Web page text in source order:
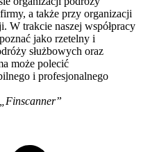
a także przy organizacji
W trakcie naszej współpracy
jako rzetelny i
służbowych oraz
może polecić
i profesjonalnego